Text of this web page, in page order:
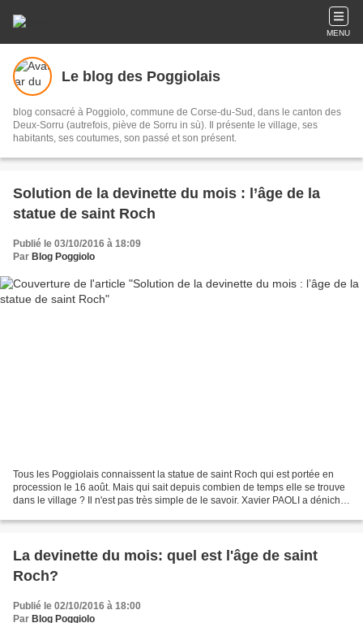
MENU
Le blog des Poggiolais
blog consacré à Poggiolo, commune de Corse-du-Sud, dans le canton des
Deux-Sorru (autrefois, piève de Sorru in sù). Il présente le village, ses
habitants, ses coutumes, son passé et son présent.
Solution de la devinette du mois : l’âge de la
statue de saint Roch
Publié le 03/10/2016 à 18:09
Par Blog Poggiolo
Tous les Poggiolais connaissent la statue de saint Roch qui est portée en
procession le 16 août. Mais qui sait depuis combien de temps elle se trouve
dans le village ? Il n'est pas très simple de le savoir. Xavier PAOLI a déniché,
La devinette du mois: quel est l'âge de saint
Roch?
Publié le 02/10/2016 à 18:00
Par Blog Poggiolo